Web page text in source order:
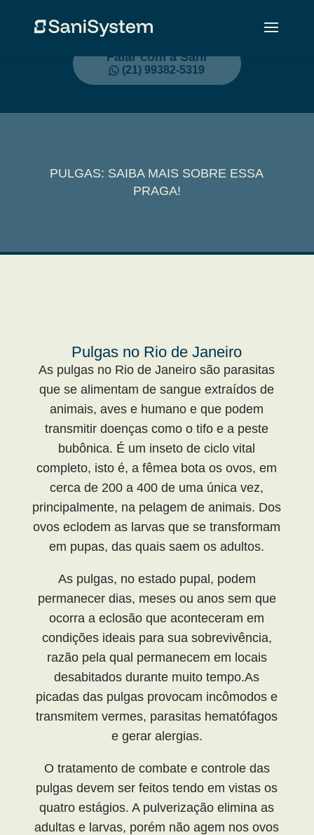
Falar com a Sani
(21) 99382-5319
PULGAS: SAIBA MAIS SOBRE ESSA
PRAGA!
Pulgas no Rio de Janeiro
As pulgas no Rio de Janeiro são parasitas
que se alimentam de sangue extraídos de
animais, aves e humano e que podem
transmitir doenças como o tifo e a peste
bubônica. É um inseto de ciclo vital
completo, isto é, a fêmea bota os ovos, em
cerca de 200 a 400 de uma única vez,
principalmente, na pelagem de animais. Dos
ovos eclodem as larvas que se transformam
em pupas, das quais saem os adultos.
As pulgas, no estado pupal, podem
permanecer dias, meses ou anos sem que
ocorra a eclosão que aconteceram em
condições ideais para sua sobrevivência,
razão pela qual permanecem em locais
desabitados durante muito tempo.As
picadas das pulgas provocam incômodos e
transmitem vermes, parasitas hematófagos
e gerar alergias.
O tratamento de combate e controle das
pulgas devem ser feitos tendo em vistas os
quatro estágios. A pulverização elimina as
adultas e larvas, porém não agem nos ovos